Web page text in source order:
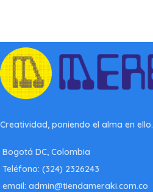
Creatividad, poniendo el alma en ello.
Bogotá DC, Colombia
Teléfono: (324) 2326243
email: admin@tiendameraki.com.co